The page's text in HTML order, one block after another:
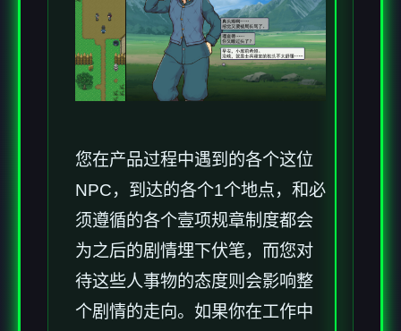
您在产品过程中遇到的各个这位
NPC，到达的各个1个地点，和必
须遵循的各个壹项规章制度都会
为之后的剧情埋下伏笔，而您对
待这些人事物的态度则会影响整
个剧情的走向。如果你在工作中